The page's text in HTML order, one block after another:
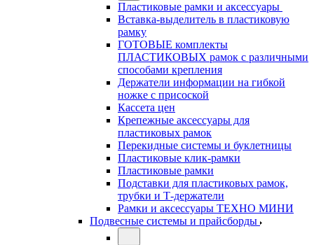
Пластиковые рамки и аксессуары
Вставка-выделитель в пластиковую
рамку
ГОТОВЫЕ комплекты
ПЛАСТИКОВЫХ рамок с различными
способами крепления
Держатели информации на гибкой
ножке с присоской
Кассета цен
Крепежные аксессуары для
пластиковых рамок
Перекидные системы и буклетницы
Пластиковые клик-рамки
Пластиковые рамки
Подставки для пластиковых рамок,
трубки и Т-держатели
Рамки и аксессуары ТЕХНО МИНИ
Подвесные системы и прайсборды